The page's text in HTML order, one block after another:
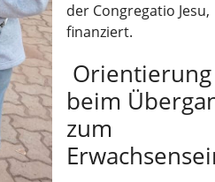
der Congregatio Jesu,
finanziert.
Orientierung
beim
zum